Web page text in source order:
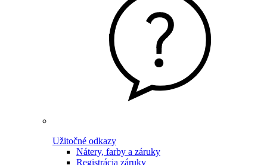
Užitočné odkazy
Nátery, farby a záruky
Registrácia záruky